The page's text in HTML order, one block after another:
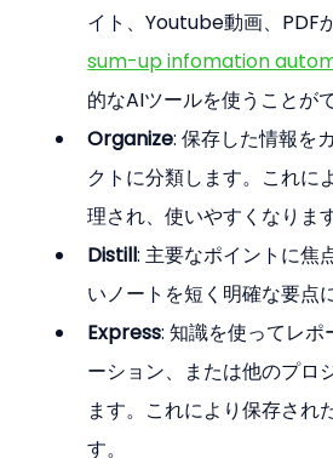
イト、Youtube動画、PDF
sum-up infomation
的なAIツールを使うことが
Organize: 保存した情報を
クトに分類します。これに
理され、使いやすくなります
Distill: 主要なポイントに焦
いノートを短く明確な要点
Express: 知識を使ってレ
ーション、または他のプロ
ます。これにより保存され
す。